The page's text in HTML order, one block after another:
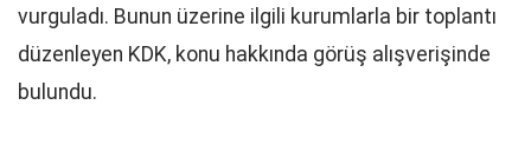
vurguladı. Bunun üzerine ilgili kurumlarla bir toplantı
düzenleyen KDK, konu hakkında görüş alışverişinde
bulundu.